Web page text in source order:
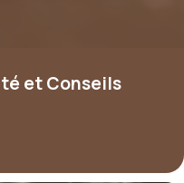
et Conseils